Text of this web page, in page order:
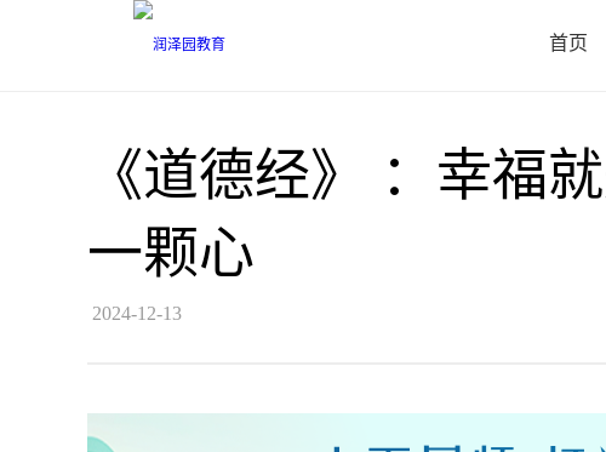
首页
《道德经》 ：幸福
一颗心
2024-12-13